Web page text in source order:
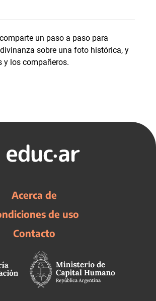
un paso a paso para
sobre una foto histórica, y
y los compañeros.
Acerca de
de uso
Contacto